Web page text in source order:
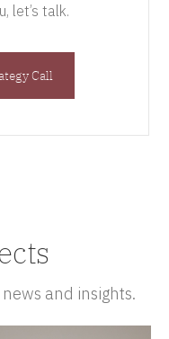
let’s talk.
Call
and insights.